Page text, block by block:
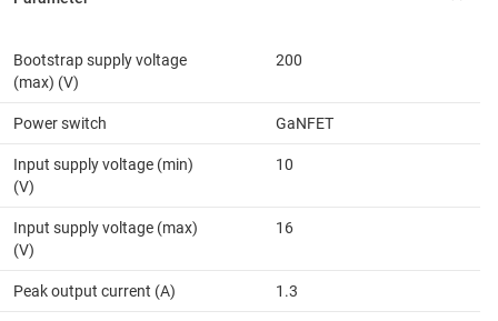
Bootstrap supply voltage
(max) (V)
200
Power switch GaNFET
Input supply voltage (min)
(V)
10
Input supply voltage (max)
(V)
16
Peak output current (A) 1.3